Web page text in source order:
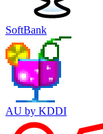
SoftBank
AU by KDDI